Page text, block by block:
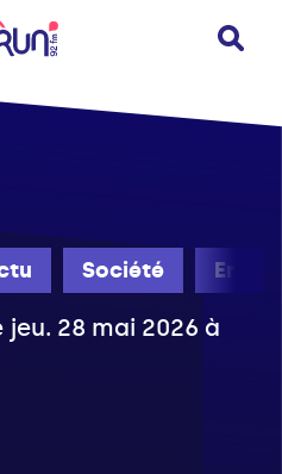
Société
28 mai 2026 à